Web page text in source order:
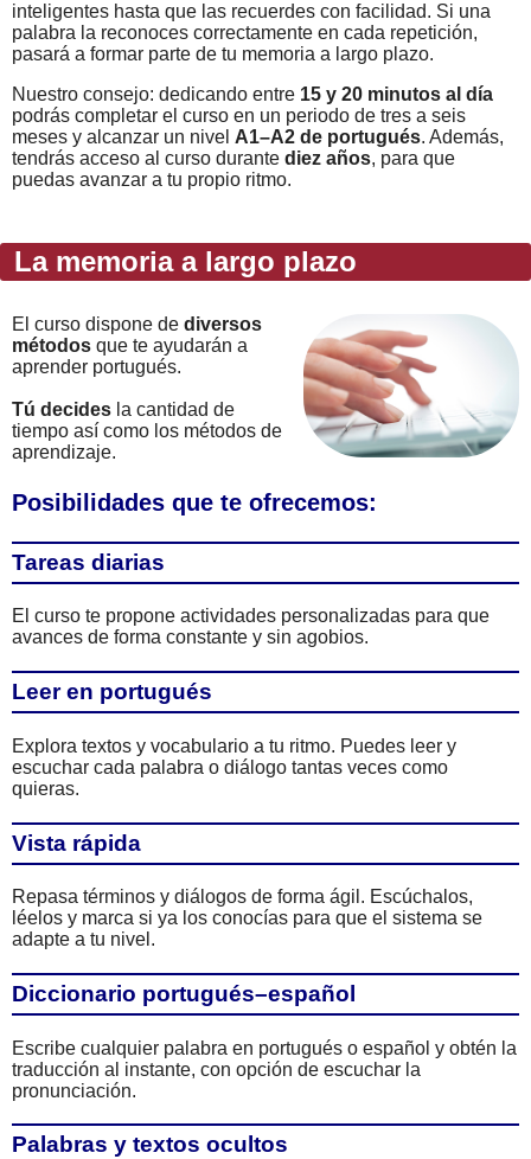
inteligentes hasta que las recuerdes con facilidad. Si una
palabra la reconoces correctamente en cada repetición,
pasará a formar parte de tu memoria a largo plazo.
Nuestro consejo: dedicando entre 15 y 20 minutos al día
podrás completar el curso en un periodo de tres a seis
meses y alcanzar un nivel A1–A2 de portugués. Además,
tendrás acceso al curso durante diez años, para que
puedas avanzar a tu propio ritmo.
La memoria a largo plazo
El curso dispone de diversos
métodos que te ayudarán a
aprender portugués.
Tú decides la cantidad de
tiempo así como los métodos de
aprendizaje.
Posibilidades que te ofrecemos:
Tareas diarias
El curso te propone actividades personalizadas para que
avances de forma constante y sin agobios.
Leer en portugués
Explora textos y vocabulario a tu ritmo. Puedes leer y
escuchar cada palabra o diálogo tantas veces como
quieras.
Vista rápida
Repasa términos y diálogos de forma ágil. Escúchalos,
léelos y marca si ya los conocías para que el sistema se
adapte a tu nivel.
Diccionario portugués–español
Escribe cualquier palabra en portugués o español y obtén la
traducción al instante, con opción de escuchar la
pronunciación.
Palabras y textos ocultos